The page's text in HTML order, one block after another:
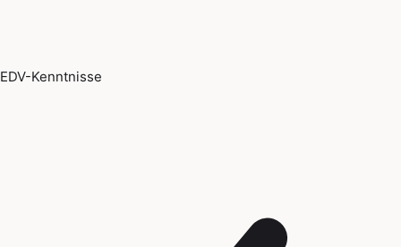
EDV-Kenntnisse